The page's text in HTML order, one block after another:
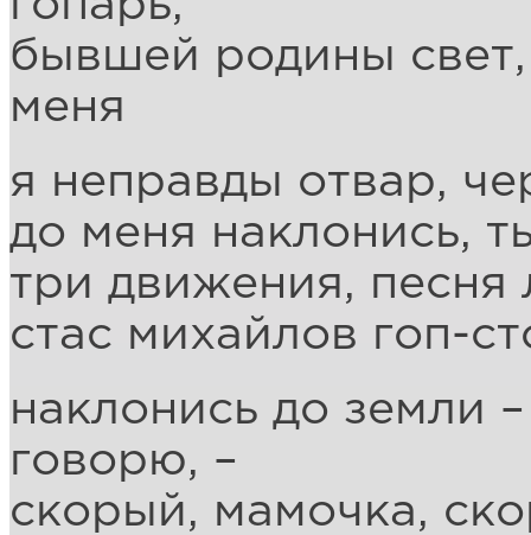
бывшей родины
меня
я неправды отвар,
до меня наклонись,
три движения, песня
стас михайлов гоп-
наклонись до земли
говорю, –
скорый, мамочка,